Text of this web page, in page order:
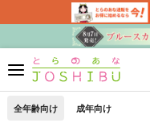
全年齢向け 成年向け